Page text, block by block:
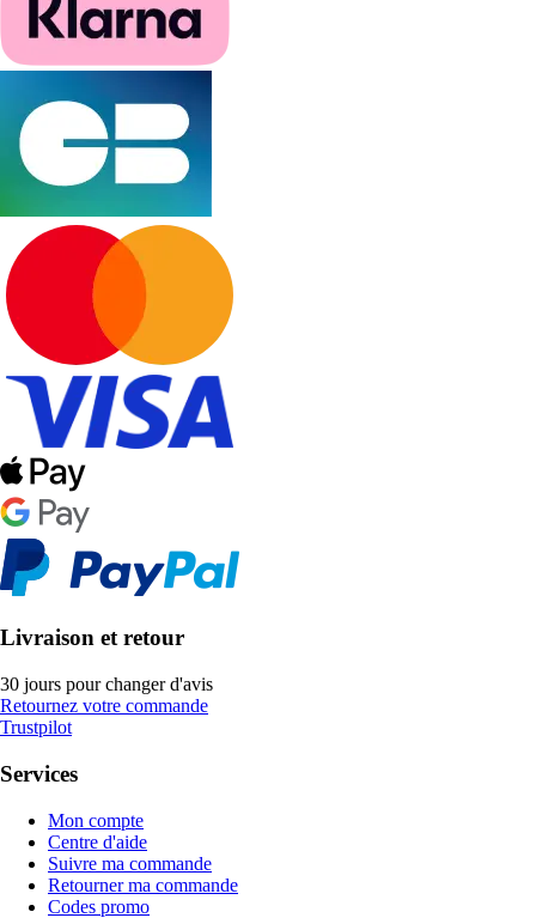
Livraison et retour
30 jours pour changer d'avis
Retournez votre commande
Trustpilot
Services
Mon compte
Centre d'aide
Suivre ma commande
Retourner ma commande
Codes promo